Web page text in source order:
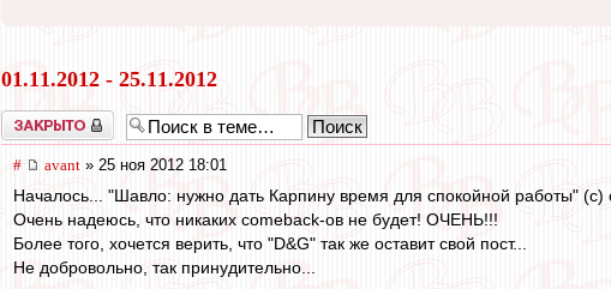
01.11.2012 - 25.11.2012
Закрыто
# avant » 25 ноя 2012 18:01
Началось... "Шавло: нужно дать Карпину время для спокойной работы" (с)
Очень надеюсь, что никаких comeback-ов не будет! ОЧЕНЬ!!!
Более того, хочется верить, что "D&G" так же оставит свой пост...
Не добровольно, так принудительно...